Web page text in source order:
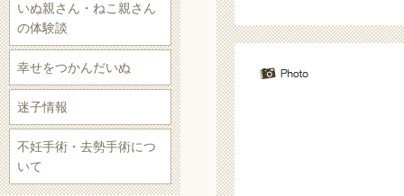
いぬ親さん・ねこ親さん
の体験談
幸せをつかんだいぬ
迷子情報
不妊手術・去勢手術につ
いて